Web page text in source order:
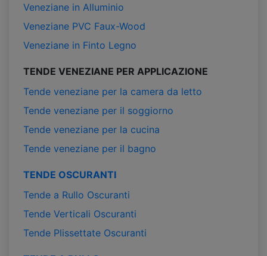
Veneziane in Alluminio
Veneziane PVC Faux-Wood
Veneziane in Finto Legno
TENDE VENEZIANE PER APPLICAZIONE
Tende veneziane per la camera da letto
Tende veneziane per il soggiorno
Tende veneziane per la cucina
Tende veneziane per il bagno
TENDE OSCURANTI
Tende a Rullo Oscuranti
Tende Verticali Oscuranti
Tende Plissettate Oscuranti